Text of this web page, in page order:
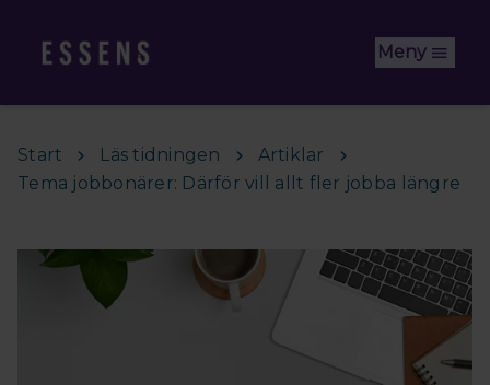
Meny
Start Läs tidningen
Artiklar
Tema jobbonärer: Därför vill allt fler jobba längre